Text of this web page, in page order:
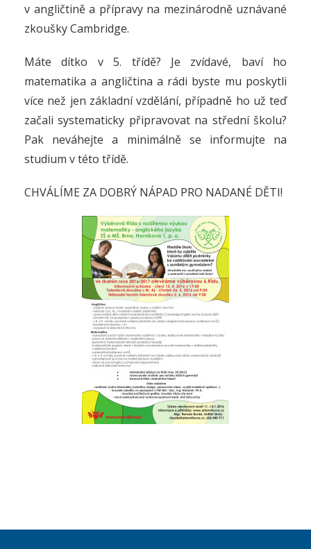
v angličtině a přípravy na mezinárodně uznávané
zkoušky Cambridge.
Máte dítko v 5. třídě? Je zvídavé, baví ho
matematika a angličtina a rádi byste mu poskytli
více než jen základní vzdělání, případně ho už teď
začali systematicky připravovat na střední školu?
Pak neváhejte a minimálně se informujte na
studium v této třídě.
CHVÁLÍME ZA DOBRÝ NÁPAD PRO NADANÉ DĚTI!